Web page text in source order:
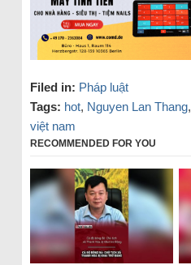
Filed in: Pháp luật
Tags: hot, Nguyen Lan Thang,
việt nam
RECOMMENDED FOR YOU